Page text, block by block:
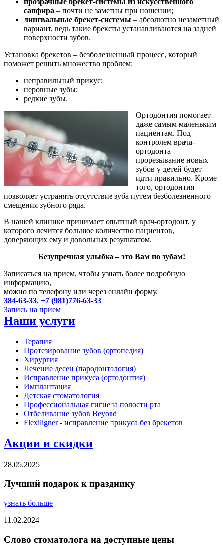
сапфира – почти не заметны при ношении;
лингвальные брекет-системы – абсолютно незаметный
вариант, ведь такие брекеты устанавливаются на задней
поверхности зубов.
Установка брекетов – безболезненный процесс, который
поможет решить множество проблем:
неправильный прикус;
неровные зубы;
редкие зубы.
Ортодонтия помогает
даже самым маленьким
пациентам. Под
контролем врача-
ортодонта
прорезывание новых
зубов у детей будет
идти правильно. Кроме
того, ортодонтия
позволяет устранять отсутствие зуба путем безболезненного
смещения зубного ряда.
В нашей клинике принимает опытный врач-ортодонт, у
которого лечится большое количество пациентов,
доверяющих ему и довольных результатом.
Безупречная улыбка – это Вам по зубам!
Записаться на прием, чтобы узнать более подробную
информацию,
можно по телефону или через онлайн форму.
384-63-33, +7 (981)776-63-33
Запись на прием
Наши услуги
Терапия
Протезирование зубов (ортопедия)
Хирургия
Лечение десен (пародонтология)
Исправление прикуса (ортодонтия)
Имплантация
Детская стоматология
Профессиональная гигиена полости рта
Отбеливание зубов Beyond
Flexiligner - исправление прикуса без брекетов
Акции и скидки
28.05.2025
Лучший подарок к празднику
узнать больше
11.02.2024
Слово стоматолога на доступные цены